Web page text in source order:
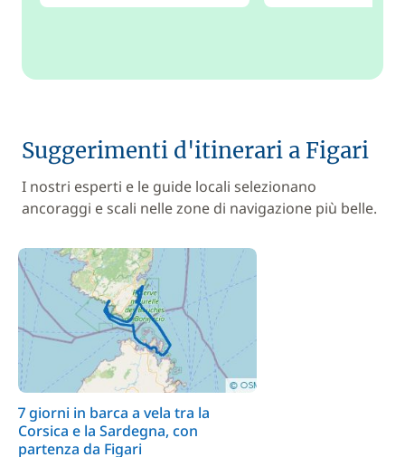
Suggerimenti d'itinerari a Figari
I nostri esperti e le guide locali selezionano
ancoraggi e scali nelle zone di navigazione più belle.
7 giorni in barca a vela tra la
Corsica e la Sardegna, con
partenza da Figari